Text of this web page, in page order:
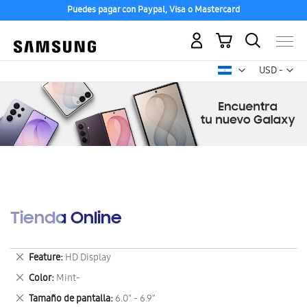
Puedes pagar con Paypal, Visa o Mastercard
USD -
dólar
Mi carrito
Tienda Online
Feature HD Display
Eliminar
este
artículo
Color Mint-
Eliminar
este
Tamaño de pantalla 6.0" - 6.9"
Eliminar